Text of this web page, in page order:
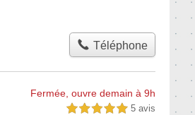
Téléphone
Fermée, ouvre demain à 9h
5,0 étoiles sur 5 5 avis